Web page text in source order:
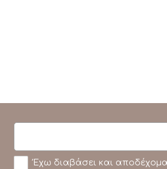
Έχω διαβάσει και